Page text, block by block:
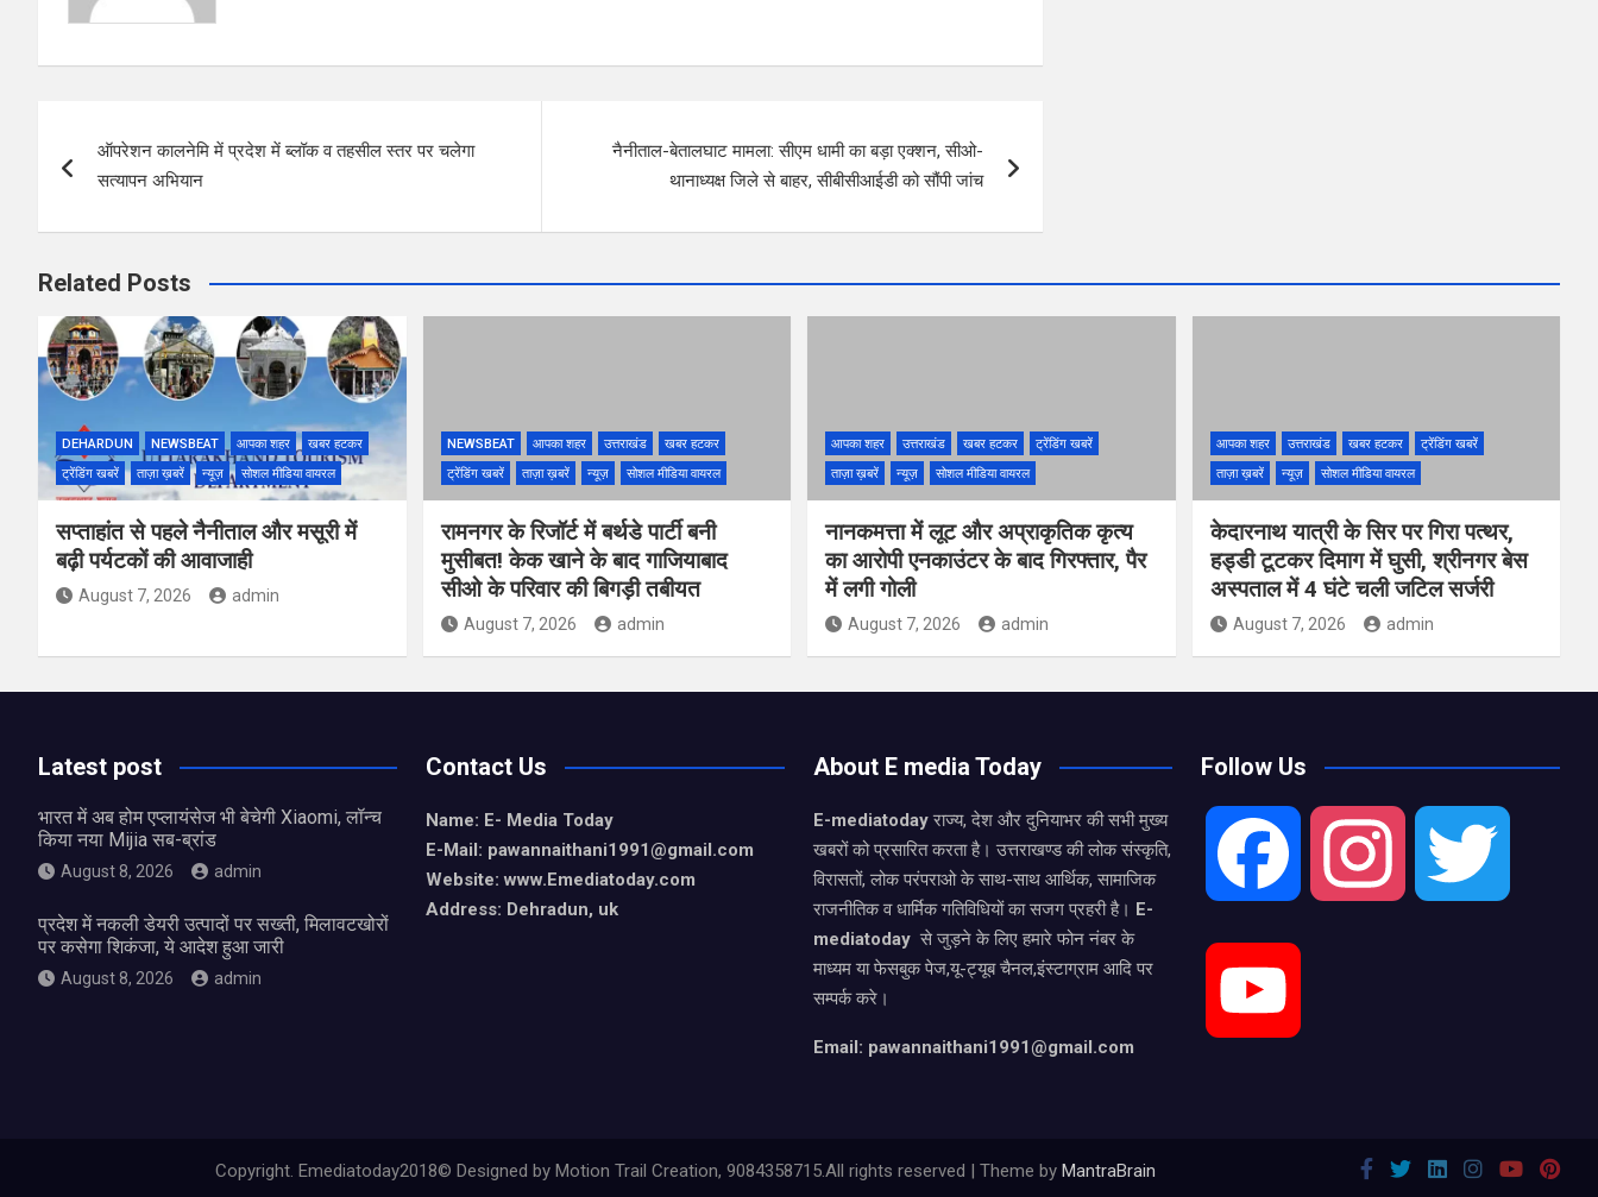
navigation
ऑपरेशन कालनेमि में प्रदेश में ब्लॉक व तहसील स्तर पर चलेगा
सत्यापन अभियान
नैनीताल-बेतालघाट मामला: सीएम धामी का बड़ा एक्शन, सीओ-
थानाध्यक्ष जिले से बाहर, सीबीसीआईडी को सौंपी जांच
Related Posts
DEHARDUN NEWSBEAT आपका शहर
खबर हटकर
ट्रेंडिंग खबरें
ताज़ा ख़बरें न्यूज़ सोशल मीडिया वायरल
सप्ताहांत से पहले नैनीताल और मसूरी में
बढ़ी पर्यटकों की आवाजाही
August 7, 2026 admin
NEWSBEAT आपका शहर उत्तराखंड
खबर हटकर
ट्रेंडिंग खबरें
ताज़ा ख़बरें न्यूज़ सोशल मीडिया वायरल
रामनगर के रिजॉर्ट में बर्थडे पार्टी बनी
मुसीबत! केक खाने के बाद गाजियाबाद
सीओ के परिवार की बिगड़ी तबीयत
August 7, 2026 admin
आपका शहर उत्तराखंड खबर हटकर
ट्रेंडिंग खबरें
ताज़ा ख़बरें
न्यूज़ सोशल मीडिया वायरल
नानकमत्ता में लूट और अप्राकृतिक कृत्य
का आरोपी एनकाउंटर के बाद गिरफ्तार, पैर
में लगी गोली
August 7, 2026 admin
आपका शहर उत्तराखंड खबर हटकर
ट्रेंडिंग खबरें
ताज़ा ख़बरें
न्यूज़ सोशल मीडिया वायरल
केदारनाथ यात्री के सिर पर गिरा पत्थर,
हड्डी टूटकर दिमाग में घुसी, श्रीनगर बेस
अस्पताल में 4 घंटे चली जटिल सर्जरी
August 7, 2026 admin
Latest post
भारत में अब होम एप्लायंसेज भी बेचेगी Xiaomi, लॉन्च
किया नया Mijia सब-ब्रांड
August 8, 2026 admin
प्रदेश में नकली डेयरी उत्पादों पर सख्ती, मिलावटखोरों
पर कसेगा शिकंजा, ये आदेश हुआ जारी
August 8, 2026 admin
Contact Us
Name: E- Media Today
E-Mail: pawannaithani1991@gmail.com
Website: www.Emediatoday.com
Address: Dehradun, uk
About E media Today
E-mediatodayराज्य, देश और दुनियाभर की सभी मुख्य
खबरों को प्रसारित करता है। उत्तराखण्ड की लोक संस्कृति,
विरासतों, लोक परंपराओ के साथ-साथ आर्थिक, सामाजिक
राजनीतिक व धार्मिक गतिविधियों का सजग प्रहरी है। E-
mediatoday से जुड़ने के लिए हमारे फोन नंबर के
माध्यम या फेसबुक पेज,यू-ट्यूब चैनल,इंस्टाग्राम आदि पर
सम्पर्क करे।
Email: pawannaithani1991@gmail.com
Follow Us
Copyright. Emediatoday2018© Designed by Motion Trail Creation, 9084358715.All rights reserved | Theme by MantraBrain